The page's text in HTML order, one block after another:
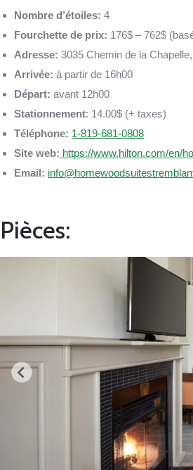
Nombre d’étoiles:4
Fourchette de prix: 176$ – 762$
Adresse:3035 Chemin de la
Arrivée:à partir de 16h00
Départ: avant 12h00
Stationnement: 14.00$ (+ taxes)
Téléphone: 1-819-681-0808
Site web: https://www.hilton.com/en/
Email:
Pièces: